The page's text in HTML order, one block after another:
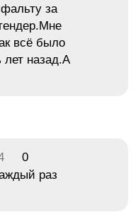
за
всё было
лет назад.А
0
раз